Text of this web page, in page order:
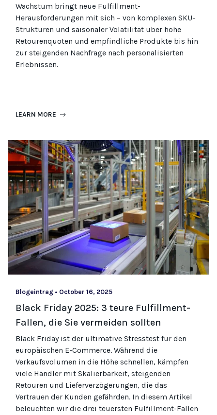
Wachstum bringt neue Fulfillment-
Herausforderungen mit sich – von komplexen SKU-
Strukturen und saisonaler Volatilität über hohe
Retourenquoten und empfindliche Produkte bis hin
zur steigenden Nachfrage nach personalisierten
Erlebnissen.
LEARN MORE
Blogeintrag • October 16, 2025
Black Friday 2025: 3 teure Fulfillment-
Fallen, die Sie vermeiden sollten
Black Friday ist der ultimative Stresstest für den
europäischen E-Commerce. Während die
Verkaufsvolumen in die Höhe schnellen, kämpfen
viele Händler mit Skalierbarkeit, steigenden
Retouren und Lieferverzögerungen, die das
Vertrauen der Kunden gefährden. In diesem Artikel
beleuchten wir die drei teuersten Fulfillment-Fallen